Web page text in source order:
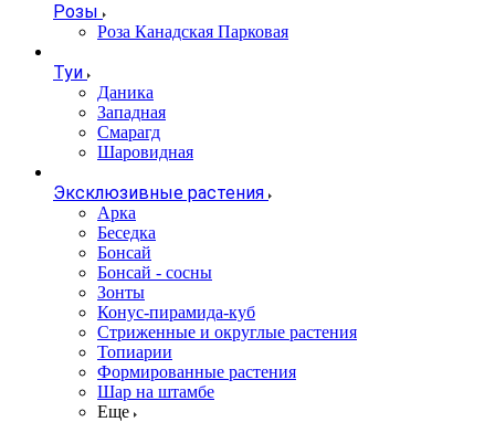
Розы
Роза Канадская Парковая
Туи
Даника
Западная
Смарагд
Шаровидная
Эксклюзивные растения
Арка
Беседка
Бонсай
Бонсай - сосны
Зонты
Конус-пирамида-куб
Стриженные и округлые растения
Топиарии
Формированные растения
Шар на штамбе
Еще